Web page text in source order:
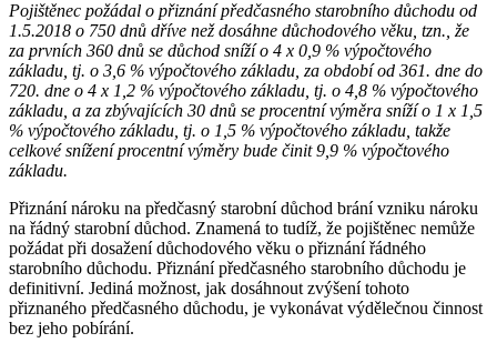
Pojištěnec požádal o přiznání předčasného starobního důchodu od
1.5.2018 o 750 dnů dříve než dosáhne důchodového věku, tzn., že
za prvních 360 dnů se důchod sníží o 4 x 0,9 % výpočtového
základu, tj. o 3,6 % výpočtového základu, za období od 361. dne do
720. dne o 4 x 1,2 % výpočtového základu, tj. o 4,8 % výpočtového
základu, a za zbývajících 30 dnů se procentní výměra sníží o 1 x 1,5
% výpočtového základu, tj. o 1,5 % výpočtového základu, takže
celkové snížení procentní výměry bude činit 9,9 % výpočtového
základu.
Přiznání nároku na předčasný starobní důchod brání vzniku nároku
na řádný starobní důchod. Znamená to tudíž, že pojištěnec nemůže
požádat při dosažení důchodového věku o přiznání řádného
starobního důchodu. Přiznání předčasného starobního důchodu je
definitivní. Jediná možnost, jak dosáhnout zvýšení tohoto
přiznaného předčasného důchodu, je vykonávat výdělečnou činnost
bez jeho pobírání.